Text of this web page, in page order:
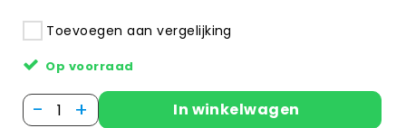
Toevoegen aan vergelijking
Op voorraad
- + In winkelwagen